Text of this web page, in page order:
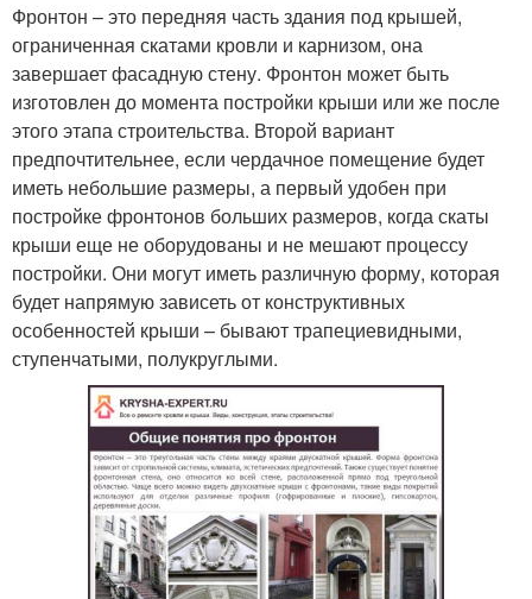
Фронтон – это передняя часть здания под крышей,
ограниченная скатами кровли и карнизом, она
завершает фасадную стену. Фронтон может быть
изготовлен до момента постройки крыши или же после
этого этапа строительства. Второй вариант
предпочтительнее, если чердачное помещение будет
иметь небольшие размеры, а первый удобен при
постройке фронтонов больших размеров, когда скаты
крыши еще не оборудованы и не мешают процессу
постройки. Они могут иметь различную форму, которая
будет напрямую зависеть от конструктивных
особенностей крыши – бывают трапециевидными,
ступенчатыми, полукруглыми.